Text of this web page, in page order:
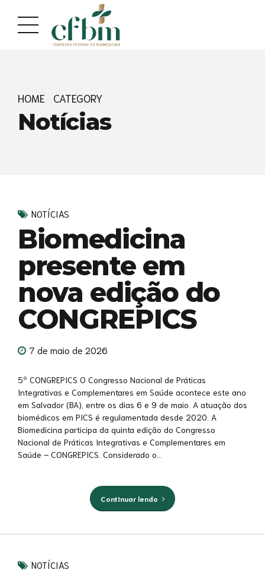
conteúdo
navegação
HOME CATEGORY
Notícias
NOTÍCIAS
Biomedicina
presente em
nova edição do
CONGREPICS
7 de maio de 2026
5º CONGREPICS O Congresso Nacional de Práticas
Integrativas e Complementares em Saúde acontece este ano
em Salvador (BA), entre os dias 6 e 9 de maio. A atuação dos
biomédicos em PICS é regulamentada desde 2020. A
Biomedicina participa da quinta edição do Congresso
Nacional de Práticas Integrativas e Complementares em
Saúde – CONGREPICS. Considerado o...
Continuar lendo
NOTÍCIAS